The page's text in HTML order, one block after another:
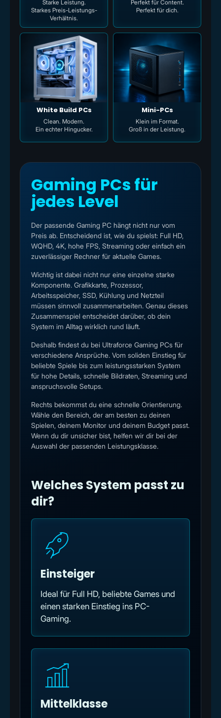
Starke Leistung.
Starkes Preis-Leistungs-
Verhältnis.
Perfekt für Content.
Perfekt für dich.
White Build PCs
Clean. Modern.
Ein echter Hingucker.
Mini-PCs
Klein im Format.
Groß in der Leistung.
Gaming PCs für
jedes Level
Der passende Gaming PC hängt nicht nur vom
Preis ab. Entscheidend ist, wie du spielst: Full HD,
WQHD, 4K, hohe FPS, Streaming oder einfach ein
zuverlässiger Rechner für aktuelle Games.
Wichtig ist dabei nicht nur eine einzelne starke
Komponente. Grafikkarte, Prozessor,
Arbeitsspeicher, SSD, Kühlung und Netzteil
müssen sinnvoll zusammenarbeiten. Genau dieses
Zusammenspiel entscheidet darüber, ob dein
System im Alltag wirklich rund läuft.
Deshalb findest du bei Ultraforce Gaming PCs für
verschiedene Ansprüche. Vom soliden Einstieg für
beliebte Spiele bis zum leistungsstarken System
für hohe Details, schnelle Bildraten, Streaming und
anspruchsvolle Setups.
Rechts bekommst du eine schnelle Orientierung.
Wähle den Bereich, der am besten zu deinen
Spielen, deinem Monitor und deinem Budget passt.
Wenn du dir unsicher bist, helfen wir dir bei der
Auswahl der passenden Leistungsklasse.
Welches System passt zu
dir?
Einsteiger
Ideal für Full HD, beliebte Games und
einen starken Einstieg ins PC-
Gaming.
Mittelklasse